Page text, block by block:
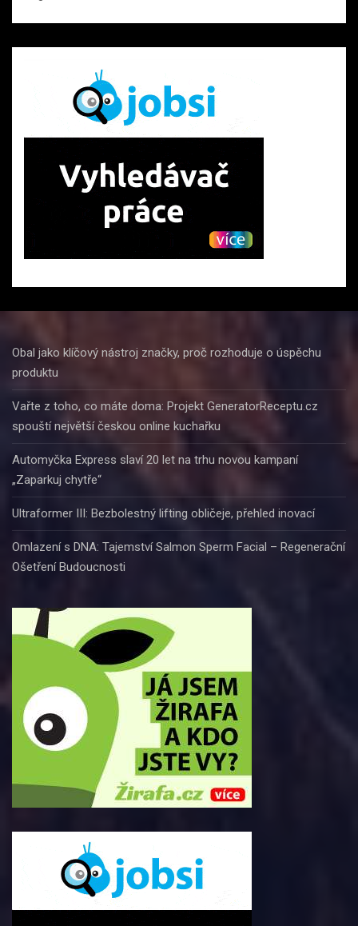
Obal jako klíčový nástroj značky, proč rozhoduje o úspěchu
produktu
Vařte z toho, co máte doma: Projekt GeneratorReceptu.cz
spouští největší českou online kuchařku
Automyčka Express slaví 20 let na trhu novou kampaní
„Zaparkuj chytře“
Ultraformer III: Bezbolestný lifting obličeje, přehled inovací
Omlazení s DNA: Tajemství Salmon Sperm Facial – Regenerační
Ošetření Budoucnosti